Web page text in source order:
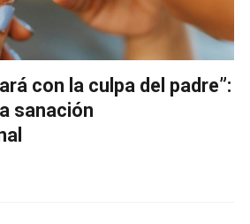
con la culpa del padre”:
sanación